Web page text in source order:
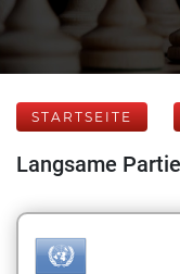
STARTSEITE
Langsame